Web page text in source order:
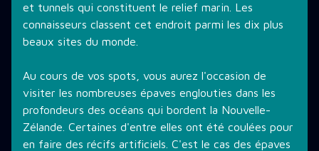
et tunnels qui constituent le relief marin. Les
connaisseurs classent cet endroit parmi les dix plus
beaux sites du monde.
Au cours de vos spots, vous aurez l'occasion de
visiter les nombreuses épaves englouties dans les
profondeurs des océans qui bordent la Nouvelle-
Zélande. Certaines d'entre elles ont été coulées pour
en faire des récifs artificiels. C'est le cas des épaves